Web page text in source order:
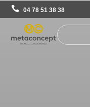
04 78 51 38 38